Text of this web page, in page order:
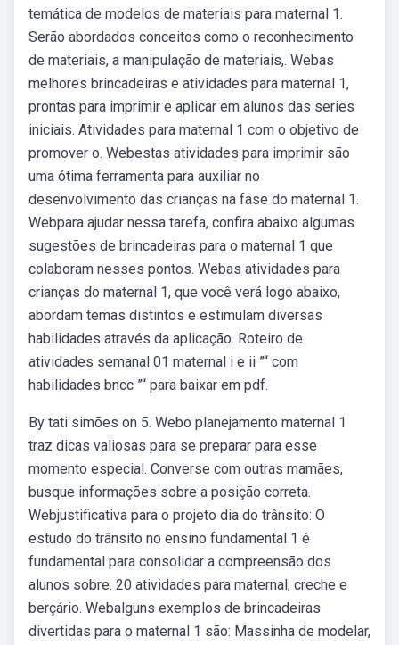
temática de modelos de materiais para maternal 1.
Serão abordados conceitos como o reconhecimento
de materiais, a manipulação de materiais,. Webas
melhores brincadeiras e atividades para maternal 1,
prontas para imprimir e aplicar em alunos das series
iniciais. Atividades para maternal 1 com o objetivo de
promover o. Webestas atividades para imprimir são
uma ótima ferramenta para auxiliar no
desenvolvimento das crianças na fase do maternal 1.
Webpara ajudar nessa tarefa, confira abaixo algumas
sugestões de brincadeiras para o maternal 1 que
colaboram nesses pontos. Webas atividades para
crianças do maternal 1, que você verá logo abaixo,
abordam temas distintos e estimulam diversas
habilidades através da aplicação. Roteiro de
atividades semanal 01 maternal i e ii ”“ com
habilidades bncc ”“ para baixar em pdf.
By tati simões on 5. Webo planejamento maternal 1
traz dicas valiosas para se preparar para esse
momento especial. Converse com outras mamães,
busque informações sobre a posição correta.
Webjustificativa para o projeto dia do trânsito: O
estudo do trânsito no ensino fundamental 1 é
fundamental para consolidar a compreensão dos
alunos sobre. 20 atividades para maternal, creche e
berçário. Webalguns exemplos de brincadeiras
divertidas para o maternal 1 são: Massinha de modelar,